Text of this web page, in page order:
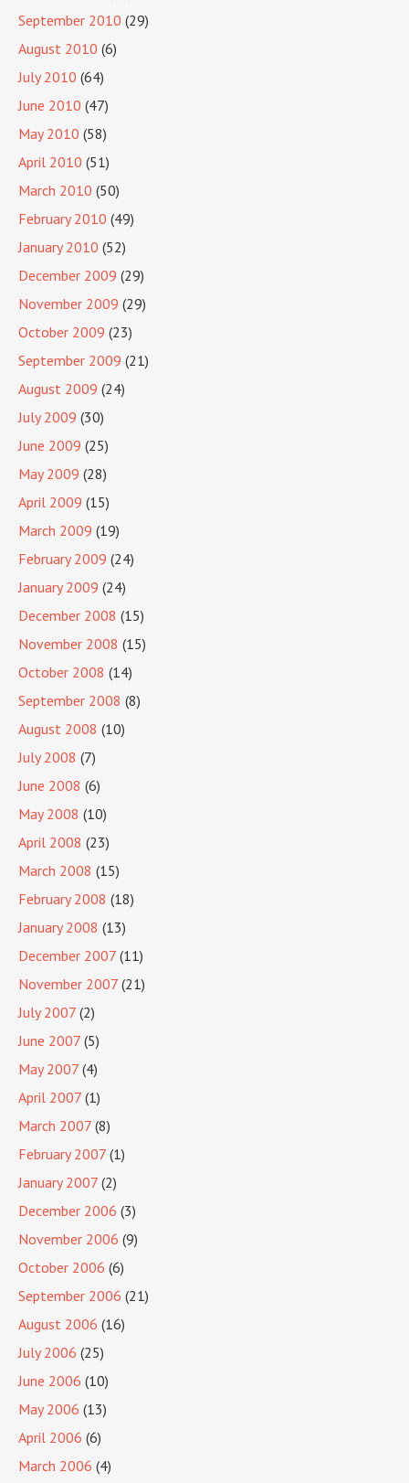
September 2010 (29)
August 2010 (6)
July 2010 (64)
June 2010 (47)
May 2010 (58)
April 2010 (51)
March 2010 (50)
February 2010 (49)
January 2010 (52)
December 2009 (29)
November 2009 (29)
October 2009 (23)
September 2009 (21)
August 2009 (24)
July 2009 (30)
June 2009 (25)
May 2009 (28)
April 2009 (15)
March 2009 (19)
February 2009 (24)
January 2009 (24)
December 2008 (15)
November 2008 (15)
October 2008 (14)
September 2008 (8)
August 2008 (10)
July 2008 (7)
June 2008 (6)
May 2008 (10)
April 2008 (23)
March 2008 (15)
February 2008 (18)
January 2008 (13)
December 2007 (11)
November 2007 (21)
July 2007 (2)
June 2007 (5)
May 2007 (4)
April 2007 (1)
March 2007 (8)
February 2007 (1)
January 2007 (2)
December 2006 (3)
November 2006 (9)
October 2006 (6)
September 2006 (21)
August 2006 (16)
July 2006 (25)
June 2006 (10)
May 2006 (13)
April 2006 (6)
March 2006 (4)